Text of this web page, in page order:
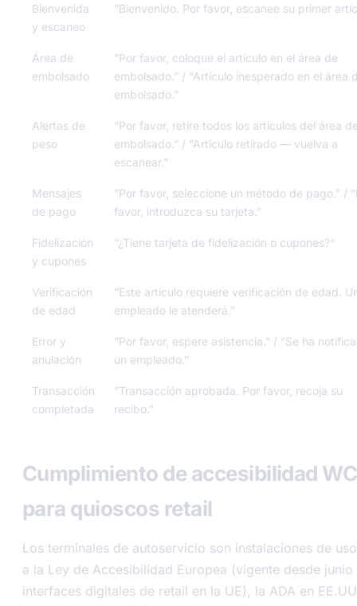
Bienvenida
y escaneo
”Bienvenido. Por favor, escanee su primer
Área de
embolsado
”Por favor, coloque el artículo en el área de
embolsado.” / “Artículo inesperado en el área
embolsado.”
Alertas de
peso
”Por favor, retire todos los artículos del área
embolsado.” / “Artículo retirado — vuelva a
escanear.”
Mensajes
de pago
”Por favor, seleccione un método de pago.” /
favor, introduzca su tarjeta.”
Fidelización
y cupones
”¿Tiene tarjeta de fidelización o cupones?“
Verificación
de edad
”Este artículo requiere verificación de edad.
empleado le atenderá.”
Error y
anulación
”Por favor, espere asistencia.” / “Se ha
un empleado.”
Transacción
completada
”Transacción aprobada. Por favor, recoja su
recibo.”
Cumplimiento de accesibilidad
para quioscos retail
Los terminales de autoservicio son instalaciones de
a la Ley de Accesibilidad Europea (vigente desde
interfaces digitales de retail en la UE), la ADA en